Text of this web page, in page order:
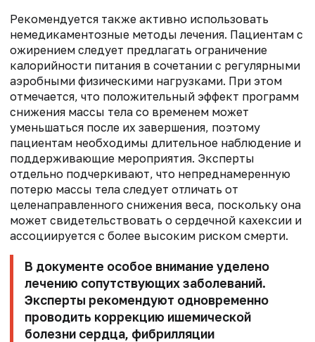
Рекомендуется также активно использовать
немедикаментозные методы лечения. Пациентам с
ожирением следует предлагать ограничение
калорийности питания в сочетании с регулярными
аэробными физическими нагрузками. При этом
отмечается, что положительный эффект программ
снижения массы тела со временем может
уменьшаться после их завершения, поэтому
пациентам необходимы длительное наблюдение и
поддерживающие мероприятия. Эксперты
отдельно подчеркивают, что непреднамеренную
потерю массы тела следует отличать от
целенаправленного снижения веса, поскольку она
может свидетельствовать о сердечной кахексии и
ассоциируется с более высоким риском смерти.
В документе особое внимание уделено
лечению сопутствующих заболеваний.
Эксперты рекомендуют одновременно
проводить коррекцию ишемической
болезни сердца, фибрилляции